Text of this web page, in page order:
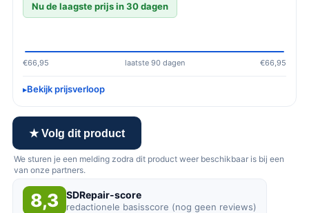
Nu de laagste prijs in 30 dagen
€66,95 laatste 90 dagen €66,95
Bekijk prijsverloop
★ Volg dit product
We sturen je een melding zodra dit product weer beschikbaar is bij een
van onze partners.
8,3 SDRepair-score
redactionele basisscore (nog geen reviews)